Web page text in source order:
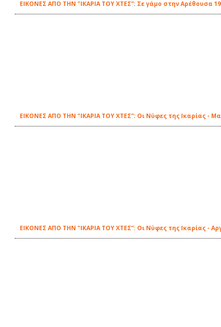
ΕΙΚΟΝΕΣ ΑΠΟ ΤΗΝ "ΙΚΑΡΙΑ ΤΟΥ ΧΤΕΣ”: Σε γάμο στην Αρέθουσα
ΕΙΚΟΝΕΣ ΑΠΟ ΤΗΝ "ΙΚΑΡΙΑ ΤΟΥ ΧΤΕΣ”: Οι Νύφες της Ικαρίας
ΕΙΚΟΝΕΣ ΑΠΟ ΤΗΝ "ΙΚΑΡΙΑ ΤΟΥ ΧΤΕΣ”: Οι Νύφες της Ικαρίας -